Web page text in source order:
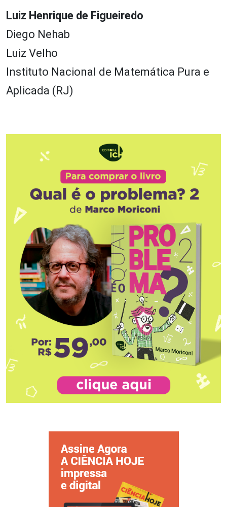
Luiz Henrique de Figueiredo
Diego Nehab
Luiz Velho
Instituto Nacional de Matemática Pura e
Aplicada (RJ)